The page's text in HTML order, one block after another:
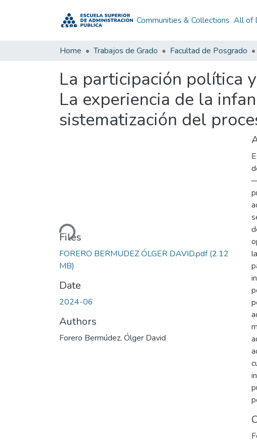
Communities & Collections All of
Home Trabajos de Grado Facultad de Posgrado
La participación política
La experiencia de la
sistematización del
Loading...
Files
FORERO BERMUDEZ ÓLGER DAVID.pdf(2.12
MB)
Date
2024-06
Authors
Forero Bermúdez, Ólger David